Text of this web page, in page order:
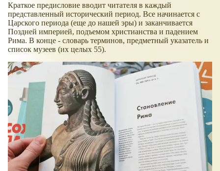
Краткое предисловие вводит читателя в каждый
представленный исторический период. Все начинается с
Царского периода (еще до нашей эры) и заканчивается
Поздней империей, подъемом христианства и падением
Рима. В конце - словарь терминов, предметный указатель и
список музеев (их целых 55).